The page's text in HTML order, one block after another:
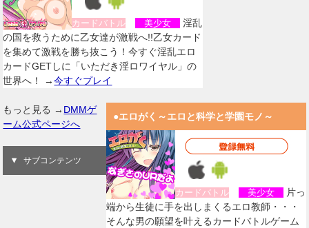
カードバトル 美少女
淫乱
の国を救うために乙女達が激戦へ!!乙女カード
を集めて激戦を勝ち抜こう！今すぐ淫乱エロ
カードGETしに「いただき淫ロワイヤル」の
世界へ！ →今すぐプレイ
●エロがく～エロと科学と学園モノ～
カードバトル 美少女
片っ
端から生徒に手を出しまくるエロ教師・・・
そんな男の願望を叶えるカードバトルゲーム
もっと見る → DMMゲ
ーム公式ページへ
サブコンテンツ